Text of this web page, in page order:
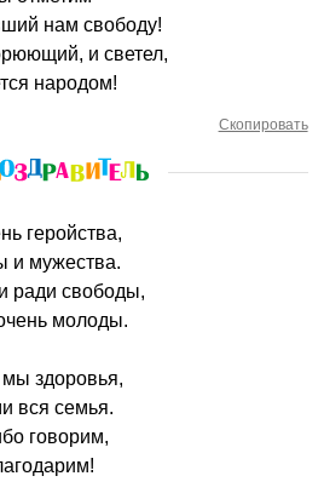
нам свободу!
и светел,
народом!
Скопировать
геройства,
и мужества.
ради свободы,
молоды.
здоровья,
вся семья.
говорим,